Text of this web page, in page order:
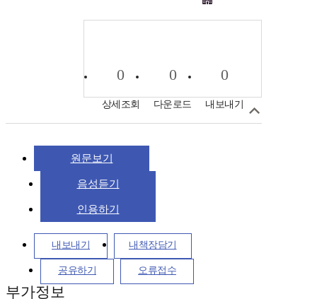
0
상세조회
0
다운로드
0
내보내기
원문보기
음성듣기
인용하기
내보내기 내책장담기
공유하기 오류접수
부가정보